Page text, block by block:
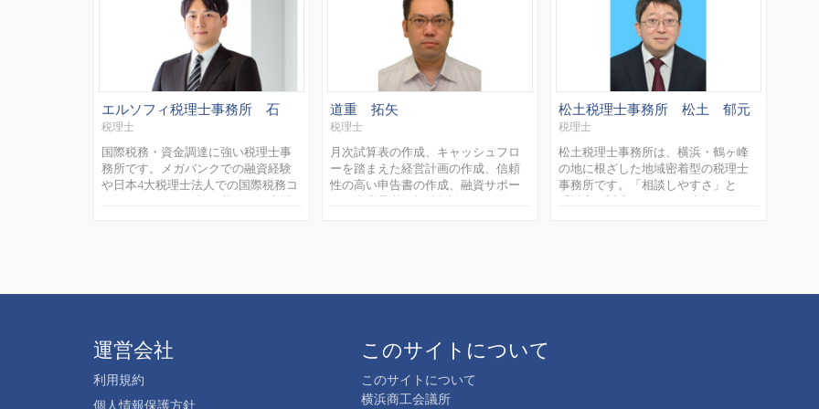
エルソフィ税理士事務所 石
井 拓哉
税理士
国際税務・資金調達に強い税理士事
務所です。メガバンクでの融資経験
や日本4大税理士法人での国際税務コ
道重 拓矢
税理士
月次試算表の作成、キャッシュフロ
ーを踏まえた経営計画の作成、信頼
性の高い申告書の作成、融資サポー
松土税理士事務所 松土 郁元
税理士
松土税理士事務所は、横浜・鶴ヶ峰
の地に根ざした地域密着型の税理士
事務所です。「相談しやすさ」と
運営会社
利用規約
個人情報保護方針
このサイトについて
このサイトについて
横浜商工会議所